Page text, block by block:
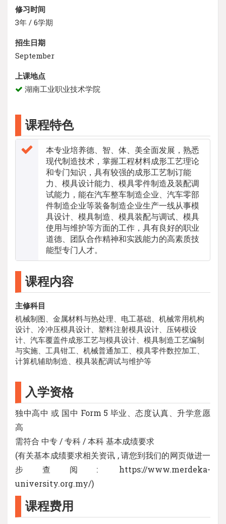
修习时间
3年 / 6学期
招生日期
September
上课地点
湖南工业职业技术学院
课程特色
本专业培养德、智、体、美全面发展，熟悉
现代制造技术，掌握工程材料成形工艺理论
和专门知识，具有较强的成形工艺制订能
力、模具设计能力、模具零件制造及装配调
试能力，能在汽车整车制造企业、汽车零部
件制造企业等装备制造企业生产一线从事模
具设计、模具制造、模具装配与调试、模具
使用与维护等方面的工作，具有良好的职业
道德、团队合作精神和实践能力的高素质技
能型专门人才。
课程内容
主修科目
机械制图、金属材料与热处理、电工基础、机械常用机构
设计、冷冲压模具设计、塑料注射模具设计、压铸模设
计、汽车覆盖件成形工艺与模具设计、模具制造工艺编制
与实施、工具钳工、机械普通加工、模具零件数控加工、
计算机辅助制造、模具装配调试与维护等
入学资格
独中高中 或 国中 Form 5 毕业、态度认真、升学意愿
高
需符合 中专 / 专科 / 本科 基本成绩要求
(有关基本成绩要求相关资讯 , 请您到我们的网页做进一
步查阅: https://www.merdeka-
university.org.my/)
课程费用